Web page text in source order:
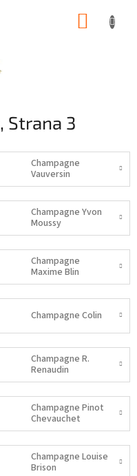
, Strana 3
Champagne
Vauversin
Champagne Yvon
Moussy
Champagne
Maxime Blin
Champagne Colin
Champagne R.
Renaudin
Champagne Pinot
Chevauchet
Champagne Louise
Brison